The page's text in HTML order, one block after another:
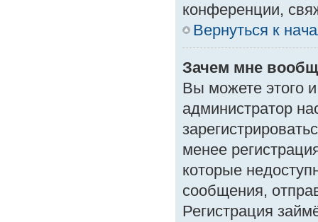
конференции,
Вернуться к
Зачем мне
Вы можете этого и
администратор
менее
которые
сообщения,
Регистрация